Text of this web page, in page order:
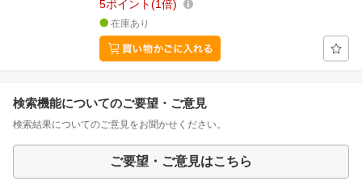
5ポイント 1倍
在庫あり
検索機能についてのご要望・ご意見
検索結果についてのご意見をお聞かせください。
ご要望・ご意見はこちら